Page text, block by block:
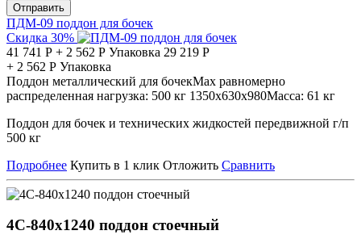
Отправить
ПДМ-09 поддон для бочек
Скидка 30%
41 741 Р + 2 562 Р Упаковка 29 219 Р
+ 2 562 Р Упаковка
Поддон металлический для бочекМах равномерно
распределенная нагрузка: 500 кг 1350х630х980Масса: 61 кг
Поддон для бочек и технических жидкостей передвижной г/п
500 кг
Подробнее Купить в 1 клик Отложить Сравнить
4С-840х1240 поддон стоечный